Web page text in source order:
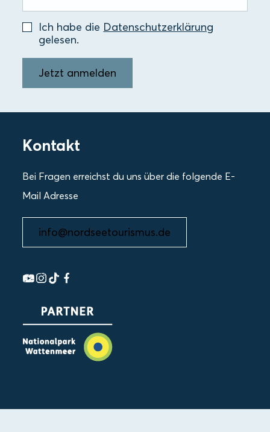
Ich habe die Datenschutzerklärung
gelesen.
Jetzt anmelden
Kontakt
Bei Fragen erreichst du uns über die folgende E-
Mail Adresse
info@nordseetourismus.de